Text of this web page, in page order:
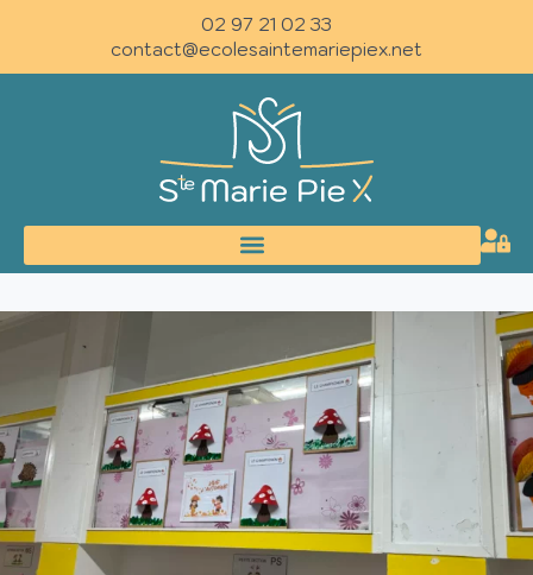
02 97 21 02 33
contact@ecolesaintemariepiex.net